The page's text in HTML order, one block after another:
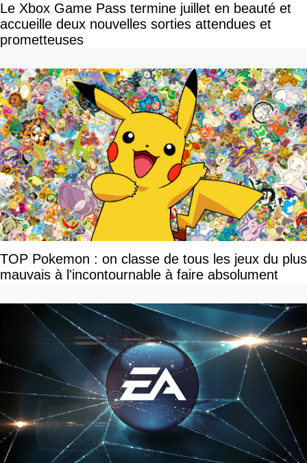
Le Xbox Game Pass termine juillet en beauté et
accueille deux nouvelles sorties attendues et
prometteuses
TOP Pokemon : on classe de tous les jeux du plus
mauvais à l'incontournable à faire absolument